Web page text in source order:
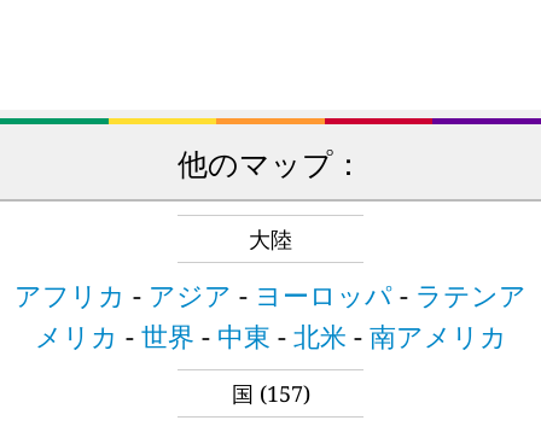
他のマップ：
大陸
アフリカ - アジア - ヨーロッパ - ラテンア
メリカ - 世界 - 中東 - 北米 - 南アメリカ
国 (157)